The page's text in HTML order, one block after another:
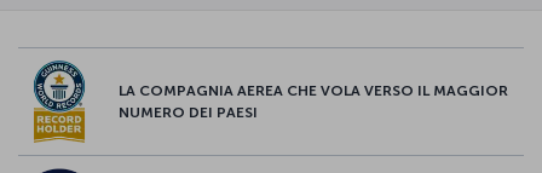
LA COMPAGNIA AEREA CHE VOLA VERSO IL MAGGIOR
NUMERO DEI PAESI